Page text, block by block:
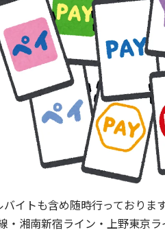
イトも含め随時行っており
湘南新宿ライン・上野東京ラ